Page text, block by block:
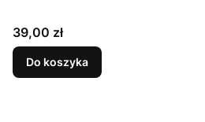
Cena
39,00 zł
Do koszyka